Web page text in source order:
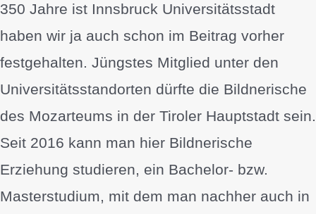
350 Jahre ist Innsbruck Universitätsstadt
haben wir ja auch schon im Beitrag vorher
festgehalten. Jüngstes Mitglied unter den
Universitätsstandorten dürfte die Bildnerische
des Mozarteums in der Tiroler Hauptstadt sein.
Seit 2016 kann man hier Bildnerische
Erziehung studieren, ein Bachelor- bzw.
Masterstudium, mit dem man nachher auch in